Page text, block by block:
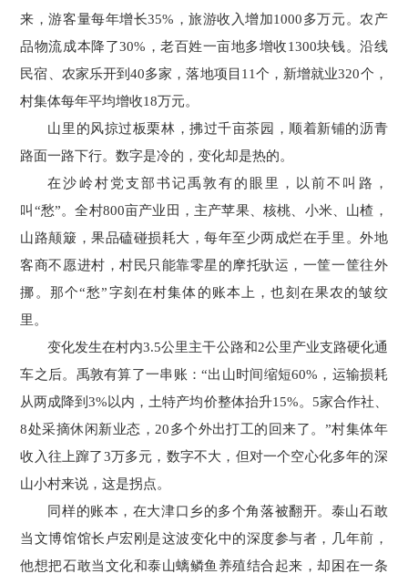
来，游客量每年增长35%，旅游收入增加1000多万元。农产
品物流成本降了30%，老百姓一亩地多增收1300块钱。沿线
民宿、农家乐开到40多家，落地项目11个，新增就业320个，
村集体每年平均增收18万元。
山里的风掠过板栗林，拂过千亩茶园，顺着新铺的沥青
路面一路下行。数字是冷的，变化却是热的。
在沙岭村党支部书记禹敦有的眼里，以前不叫路，
叫“愁”。全村800亩产业田，主产苹果、核桃、小米、山楂，
山路颠簸，果品磕碰损耗大，每年至少两成烂在手里。外地
客商不愿进村，村民只能靠零星的摩托驮运，一筐一筐往外
挪。那个“愁”字刻在村集体的账本上，也刻在果农的皱纹
里。
变化发生在村内3.5公里主干公路和2公里产业支路硬化通
车之后。禹敦有算了一串账：“出山时间缩短60%，运输损耗
从两成降到3%以内，土特产均价整体抬升15%。5家合作社、
8处采摘休闲新业态，20多个外出打工的回来了。”村集体年
收入往上蹿了3万多元，数字不大，但对一个空心化多年的深
山小村来说，这是拐点。
同样的账本，在大津口乡的多个角落被翻开。泰山石敢
当文博馆馆长卢宏刚是这波变化中的深度参与者，几年前，
他想把石敢当文化和泰山螭鳞鱼养殖结合起来，却困在一条